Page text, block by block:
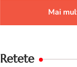
Mai
Retete